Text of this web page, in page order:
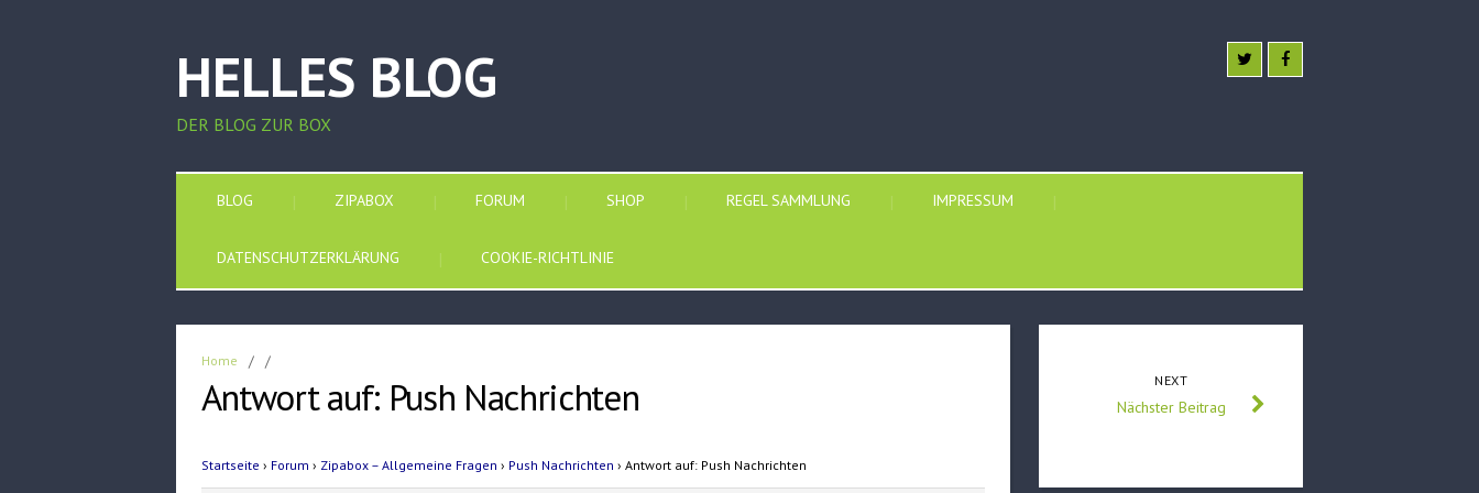
HELLES BLOG
DER BLOG ZUR BOX
BLOG ZIPABOX FORUM SHOP REGEL SAMMLUNG IMPRESSUM
DATENSCHUTZERKLÄRUNG COOKIE-RICHTLINIE
Home / /
Antwort auf: Push Nachrichten
Startseite › Forum › Zipabox – Allgemeine Fragen › Push Nachrichten › Antwort auf: Push Nachrichten
NEXT
Nächster Beitrag